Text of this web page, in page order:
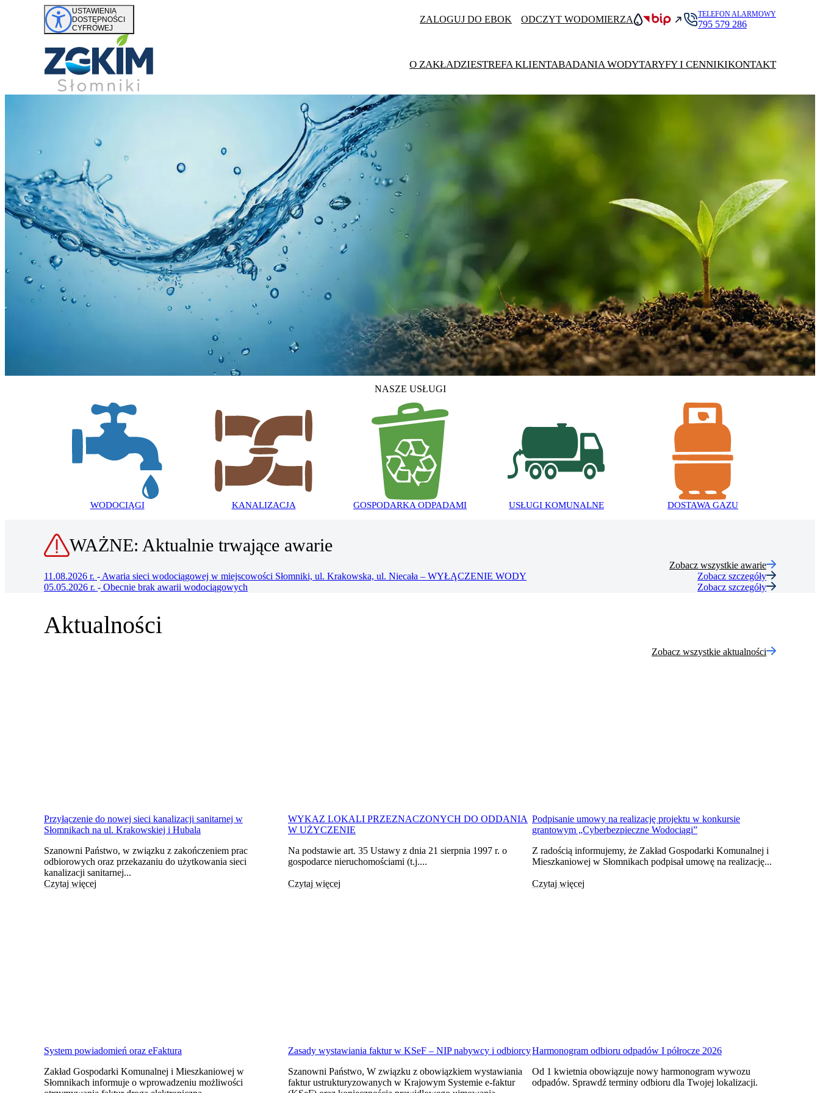
Przejdź do treści USTAWIENIA
DOSTĘPNOŚCI
CYFROWEJ
ZALOGUJ DO EBOK ODCZYT WODOMIERZA
TELEFON ALARMOWY
795 579 286
O ZAKŁADZIESTREFA KLIENTABADANIA WODYTARYFY I CENNIKIKONTAKT
KOMUNALNEJ
I MIESZKANIOWEJ
W SŁOMNIKACH
NASZE USŁUGI
WODOCIĄGI KANALIZACJA GOSPODARKA ODPADAMI USŁUGI KOMUNALNE DOSTAWA GAZU
WAŻNE: Aktualnie trwające awarie
Zobacz wszystkie awarie
11.08.2026 r. - Awaria sieci wodociągowej w miejscowości Słomniki, ul. Krakowska, ul. Niecała – WYŁĄCZENIE WODY
Zobacz szczegóły
05.05.2026 r. - Obecnie brak awarii wodociągowych Zobacz szczegóły
Aktualności
Zobacz wszystkie aktualności
Przyłączenie do nowej sieci kanalizacji sanitarnej w
Słomnikach na ul. Krakowskiej i Hubala
Szanowni Państwo, w związku z zakończeniem prac
odbiorowych oraz przekazaniu do użytkowania sieci
kanalizacji sanitarnej...
Czytaj więcej
WYKAZ LOKALI PRZEZNACZONYCH DO ODDANIA
W UŻYCZENIE
Na podstawie art. 35 Ustawy z dnia 21 sierpnia 1997 r. o
gospodarce nieruchomościami (t.j....
Czytaj więcej
Podpisanie umowy na realizację projektu w konkursie
grantowym „Cyberbezpieczne Wodociągi”
Z radością informujemy, że Zakład Gospodarki Komunalnej i
Mieszkaniowej w Słomnikach podpisał umowę na realizację...
Czytaj więcej
System powiadomień oraz eFaktura
Zakład Gospodarki Komunalnej i Mieszkaniowej w
Słomnikach informuje o wprowadzeniu możliwości
Zasady wystawiania faktur w KSeF – NIP nabywcy i odbiorcy
Szanowni Państwo, W związku z obowiązkiem wystawiania
faktur ustrukturyzowanych w Krajowym Systemie e-faktur
Harmonogram odbioru odpadów I półrocze 2026
Od 1 kwietnia obowiązuje nowy harmonogram wywozu
odpadów. Sprawdź terminy odbioru dla Twojej lokalizacji.